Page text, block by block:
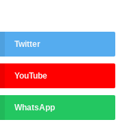
Twitter
YouTube
WhatsApp